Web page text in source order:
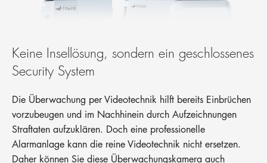
Keine Insellösung, sondern ein geschlossenes
Security System
Die Überwachung per Videotechnik hilft bereits Einbrüchen
vorzubeugen und im Nachhinein durch Aufzeichnungen
Straftaten aufzuklären. Doch eine professionelle
Alarmanlage kann die reine Videotechnik nicht ersetzen.
Daher können Sie diese Überwachungskamera auch